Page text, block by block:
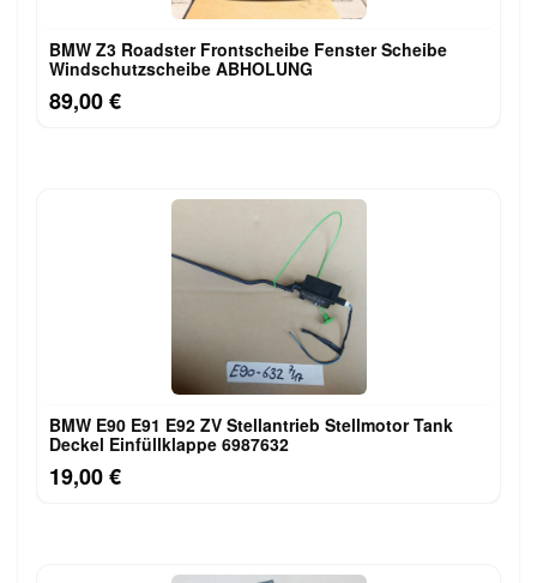
BMW Z3 Roadster Frontscheibe Fenster Scheibe
Windschutzscheibe ABHOLUNG
89,00 €
BMW E90 E91 E92 ZV Stellantrieb Stellmotor Tank
Deckel Einfüllklappe 6987632
19,00 €